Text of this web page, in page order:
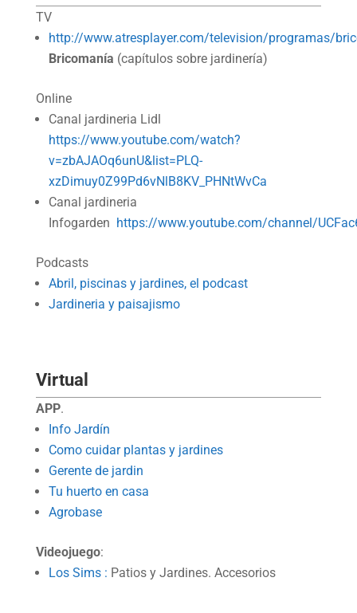
TV
http://www.atresplayer.com/television/programas/
Bricomanía (capítulos sobre jardinería)
Online
Canal jardineria Lidl
https://www.youtube.com/watch?
v=zbAJAOq6unU&list=PLQ-
xzDimuy0Z99Pd6vNlB8KV_PHNtWvCa
Canal jardineria
Infogarden https://www.youtube.com/channel/
Podcasts
Abril, piscinas y jardines, el podcast
Jardineria y paisajismo
Virtual
APP.
Info Jardín
Como cuidar plantas y jardines
Gerente de jardin
Tu huerto en casa
Agrobase
Videojuego:
Los Sims : Patios y Jardines. Accesorios